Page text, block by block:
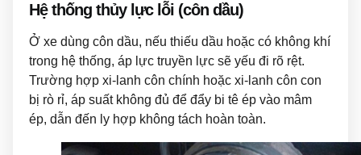
Hệ thống thủy lực lỗi (côn dầu)
Ở xe dùng côn dầu, nếu thiếu dầu hoặc có không khí
trong hệ thống, áp lực truyền lực sẽ yếu đi rõ rệt.
Trường hợp xi-lanh côn chính hoặc xi-lanh côn con
bị rò rỉ, áp suất không đủ để đẩy bi tê ép vào mâm
ép, dẫn đến ly hợp không tách hoàn toàn.